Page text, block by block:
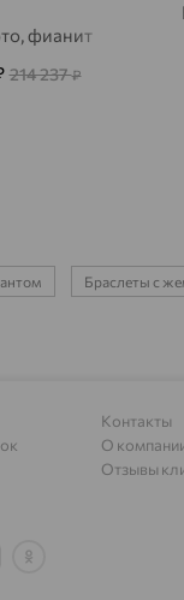
фианит
214 237₽
Браслеты с
Контакты
О
Отзывы
Актюбинский, Азнакаевский район